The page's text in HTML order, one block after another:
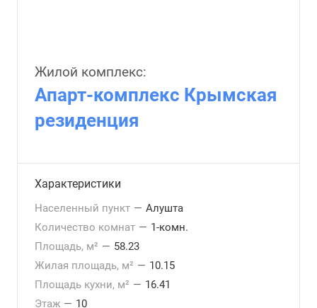
Жилой комплекс:
Апарт-комплекс Крымская
резиденция
Характеристики
Населенный пункт — Алушта
Количество комнат — 1-комн.
Площадь, м² — 58.23
Жилая площадь, м² — 10.15
Площадь кухни, м² — 16.41
Этаж — 10